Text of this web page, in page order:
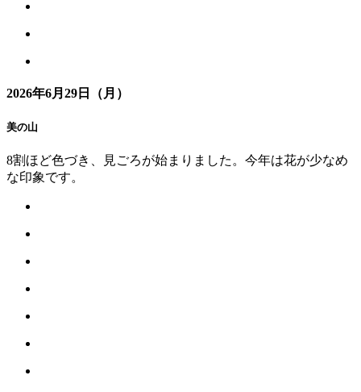
2026年6月29日（月）
美の山
8割ほど色づき、見ごろが始まりました。今年は花が少なめ
な印象です。